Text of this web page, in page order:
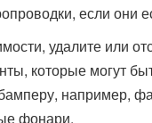
если они
удалите или
которые могут
например,
фонари.